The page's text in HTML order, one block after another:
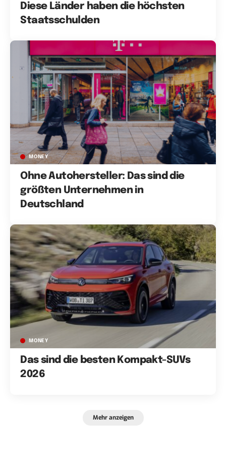
Diese Länder haben die höchsten
Staatsschulden
MONEY
Ohne Autohersteller: Das sind die
größten Unternehmen in
Deutschland
MONEY
Das sind die besten Kompakt-SUVs
2026
Mehr anzeigen